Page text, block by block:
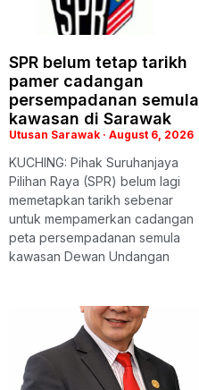
SPR belum tetap tarikh
pamer cadangan
persempadanan semula
kawasan di Sarawak
Utusan Sarawak August 6, 2026
KUCHING: Pihak Suruhanjaya
Pilihan Raya (SPR) belum lagi
memetapkan tarikh sebenar
untuk mempamerkan cadangan
peta persempadanan semula
kawasan Dewan Undangan